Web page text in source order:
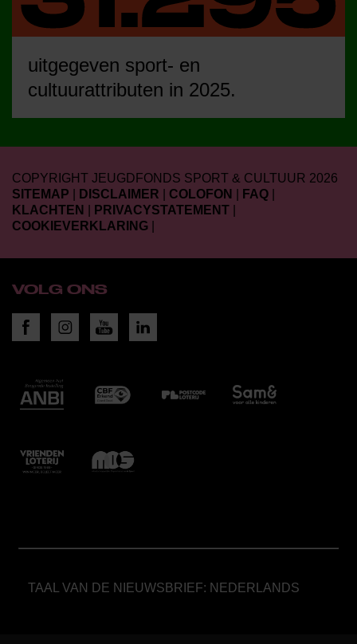
uitgegeven sport- en
cultuurattributen in 2025.
COPYRIGHT JEUGDFONDS SPORT & CULTUUR 2026
SITEMAP
DISCLAIMER COLOFON FAQ
KLACHTEN
PRIVACYSTATEMENT
COOKIEVERKLARING
VOLG ONS
TAAL VAN DE NIEUWSBRIEF: NEDERLANDS